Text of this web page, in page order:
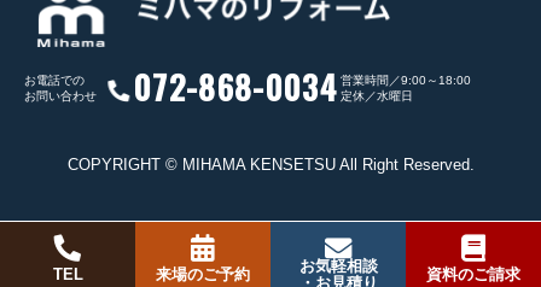
お電話での
お問い合わせ
072-868-0034 営業時間／9:00～18:00
定休／水曜日
COPYRIGHT © MIHAMA KENSETSU All Right Reserved.
TEL 来場のご予約
お気軽相談
・お見積り
資料のご請求